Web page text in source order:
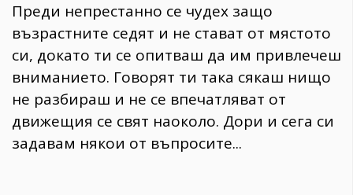
Преди непрестанно се чудех защо
възрастните седят и не стават от мястото
си, докато ти се опитваш да им привлечеш
вниманието. Говорят ти така сякаш нищо
не разбираш и не се впечатляват от
движещия се свят наоколо. Дори и сега си
задавам някои от въпросите...